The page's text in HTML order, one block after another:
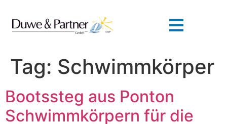
Tag: Schwimmkörper
Bootssteg aus Ponton
Schwimmkörpern für die